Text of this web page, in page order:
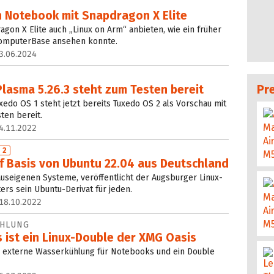
mit Snapdragon X Elite
X Elite auch „Linux on Arm“ anbieten, wie ein früher
ansehen konnte.
5.26.3 steht zum Testen bereit
OS 1 steht jetzt bereits Tuxedo OS 2 als Vorschau mit
bereit.
2
von Ubuntu 22.04 aus Deutschland
Systeme, veröffentlicht der Augsburger Linux-
sein Ubuntu-Derivat für jeden.
ist ein Linux-Double der XMG Oasis
externe Wasserkühlung für Notebooks und ein Double